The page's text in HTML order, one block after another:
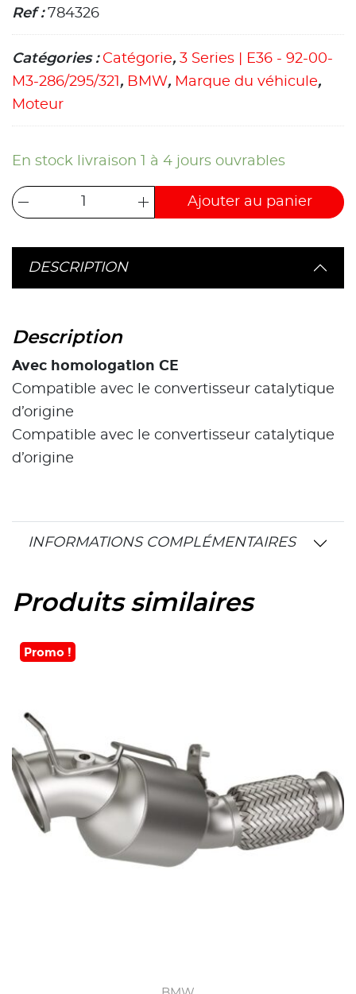
Ref :784326
Catégories : Catégorie, 3 Series | E36 - 92-00-
M3-286/295/321 , BMW, Marque du véhicule,
Moteur
En stock livraison 1 à 4 jours ouvrables
Ajouter au panier
DESCRIPTION
Description
Avec homologation CE
Compatible avec le convertisseur catalytique
d’origine
Compatible avec le convertisseur catalytique
d’origine
INFORMATIONS COMPLÉMENTAIRES
Produits similaires
Promo !